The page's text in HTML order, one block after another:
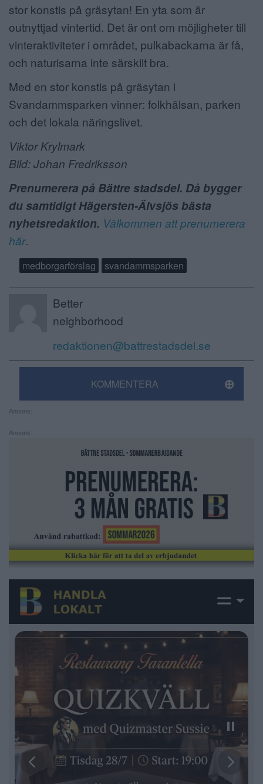
stor konstis på gräsytan! En yta som är
outnyttjad vintertid. Det är ont om möjligheter till
vinteraktiviteter i området, pulkabackarna är få,
och naturisarna inte särskilt bra.
Med en stor konstis på gräsytan i
Svandammsparken vinner: folkhälsan, parken
och det lokala näringslivet.
Viktor Krylmark
Bild: Johan Fredriksson
Prenumerera på Bättre stadsdel. Då bygger
du samtidigt Hägersten-Älvsjös bästa
nyhetsredaktion. Välkommen att prenumerera
här.
medborgarförslag svandammsparken
Better
neighborhood
redaktionen@battrestadsdel.se
KOMMENTERA
Annons:
Annons: